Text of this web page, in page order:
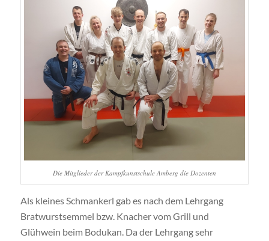
Die Mitglieder der Kampfkunstschule Amberg die Dozenten
Als kleines Schmankerl gab es nach dem Lehrgang
Bratwurstsemmel bzw. Knacher vom Grill und
Glühwein beim Bodukan. Da der Lehrgang sehr